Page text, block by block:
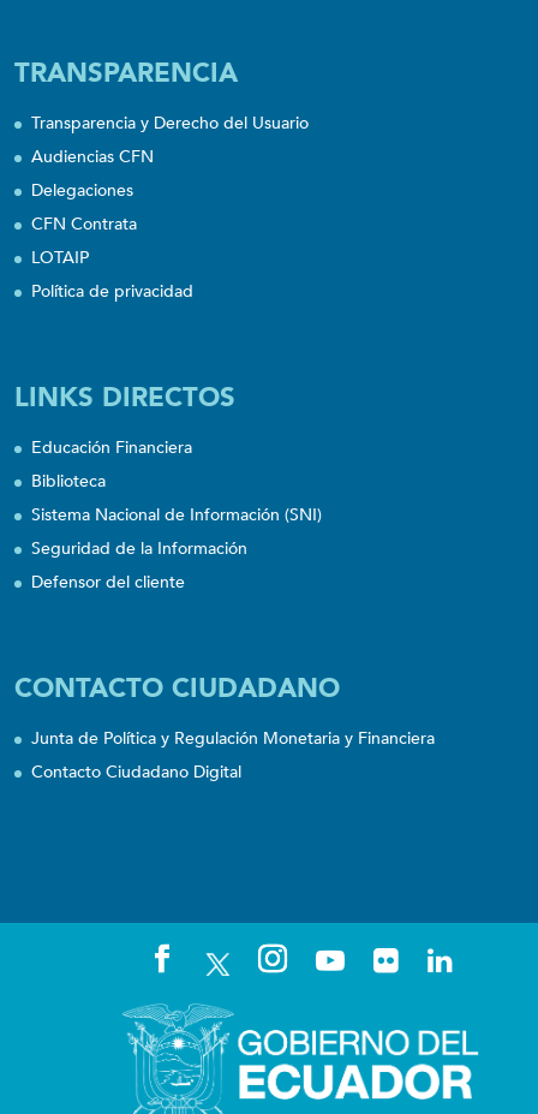
TRANSPARENCIA
Transparencia y Derecho del Usuario
Audiencias CFN
Delegaciones
CFN Contrata
LOTAIP
Política de privacidad
LINKS DIRECTOS
Educación Financiera
Biblioteca
Sistema Nacional de Información (SNI)
Seguridad de la Información
Defensor del cliente
CONTACTO CIUDADANO
Junta de Política y Regulación Monetaria y Financiera
Contacto Ciudadano Digital